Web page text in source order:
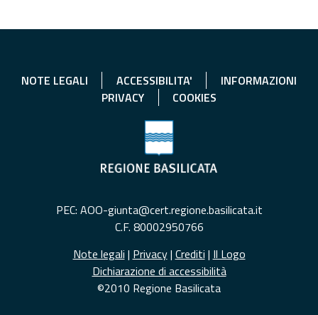
NOTE LEGALI ACCESSIBILITA'
INFORMAZIONI
PRIVACY
COOKIES
PEC: AOO-giunta@cert.regione.basilicata.it
C.F. 80002950766
Note legali | Privacy| Crediti | Il Logo
Dichiarazione di accessibilità
©2010 Regione Basilicata